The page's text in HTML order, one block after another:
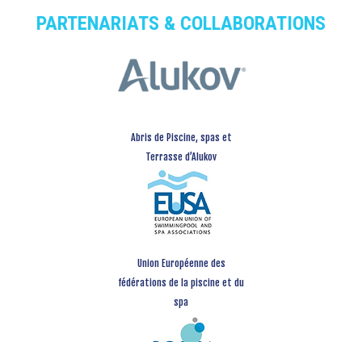
PARTENARIATS & COLLABORATIONS
Abris de Piscine, spas et
Terrasse d’Alukov
Union Européenne des
fédérations de la piscine et du
spa